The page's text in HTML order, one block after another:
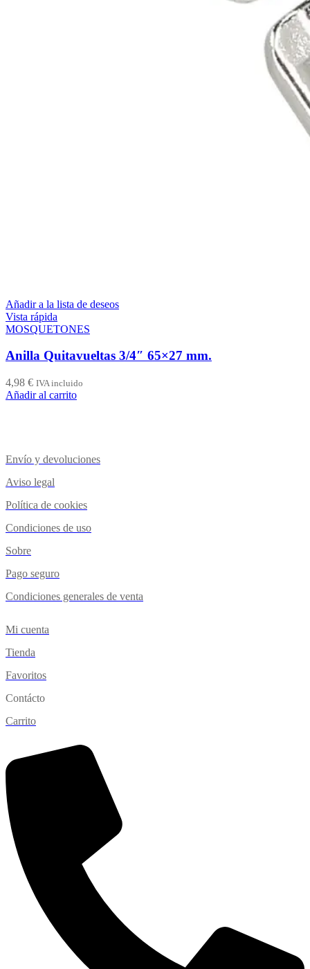
Añadir a la lista de deseos
Vista rápida
MOSQUETONES
Anilla Quitavueltas 3/4″ 65×27 mm.
4,98 € IVA incluido
Añadir al carrito
Envío y devoluciones
Aviso legal
Política de cookies
Condiciones de uso
Sobre
Pago seguro
Condiciones generales de venta
Mi cuenta
Tienda
Favoritos
Contácto
Carrito